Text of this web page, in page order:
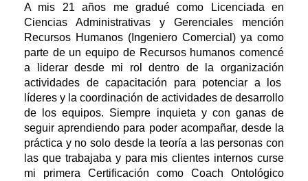
A mis 21 años me gradué como Licenciada en
Ciencias Administrativas y Gerenciales mención
Recursos Humanos (Ingeniero Comercial) ya como
parte de un equipo de Recursos humanos comencé
a liderar desde mi rol dentro de la organización
actividades de capacitación para potenciar a los
líderes y la coordinación de actividades de desarrollo
de los equipos. Siempre inquieta y con ganas de
seguir aprendiendo para poder acompañar, desde la
práctica y no solo desde la teoría a las personas con
las que trabajaba y para mis clientes internos curse
mi primera Certificación como Coach Ontológico